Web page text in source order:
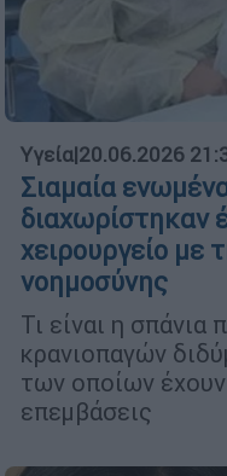
Υγεία|20.06.2026
Σιαμαία
διαχωρίστηκαν
χειρουργείο με
νοημοσύνης
Τι είναι η
κρανιοπαγών
των οποίων έχουν
επεμβάσεις